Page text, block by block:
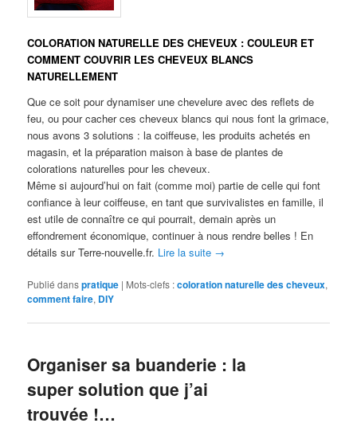
COLORATION NATURELLE DES CHEVEUX : COULEUR ET
COMMENT COUVRIR LES CHEVEUX BLANCS
NATURELLEMENT
Que ce soit pour dynamiser une chevelure avec des reflets de
feu, ou pour cacher ces cheveux blancs qui nous font la grimace,
nous avons 3 solutions : la coiffeuse, les produits achetés en
magasin, et la préparation maison à base de plantes de
colorations naturelles pour les cheveux.
Même si aujourd’hui on fait (comme moi) partie de celle qui font
confiance à leur coiffeuse, en tant que survivalistes en famille, il
est utile de connaître ce qui pourrait, demain après un
effondrement économique, continuer à nous rendre belles ! En
détails sur Terre-nouvelle.fr. Lire la suite →
Publié danspratique | Mots-clefs :coloration naturelle des cheveux,
comment faire, DIY
Organiser sa buanderie : la
super solution que j’ai
trouvée !…